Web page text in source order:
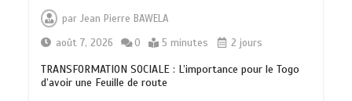
parJean Pierre BAWELA
août 7, 2026
0 5 minutes 2 jours
TRANSFORMATION SOCIALE : L’importance pour le Togo
d’avoir une Feuille de route